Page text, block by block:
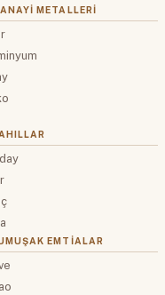
METALLERI
EMTIALAR